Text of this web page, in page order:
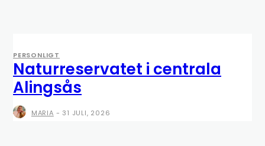
PERSONLIGT
Naturreservatet i centrala
Alingsås
MARIA - 31 JULI, 2026